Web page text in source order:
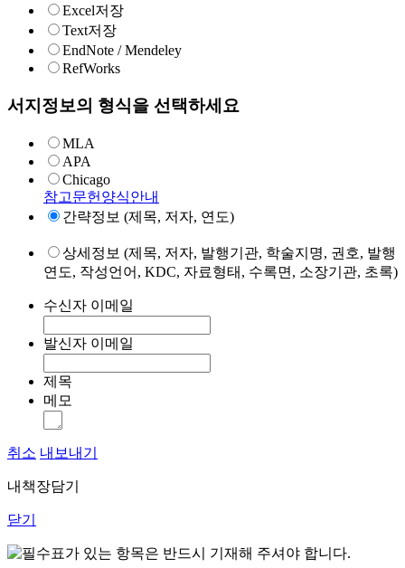
Excel저장
Text저장
EndNote / Mendeley
RefWorks
서지정보의 형식을 선택하세요
MLA
APA
Chicago
참고문헌양식안내
간략정보 (제목, 저자, 연도)
상세정보 (제목, 저자, 발행기관, 학술지명, 권호, 발행
연도, 작성언어, KDC, 자료형태, 수록면, 소장기관, 초록)
수신자 이메일
발신자 이메일
제목
메모
취소 내보내기
내책장담기
닫기
표가 있는 항목은 반드시 기재해 주셔야 합니다.